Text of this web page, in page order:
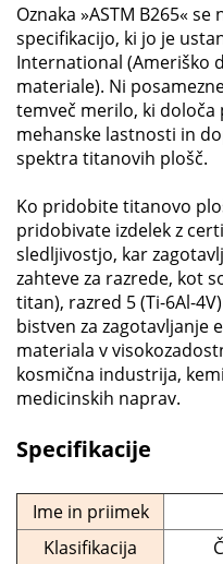
Oznaka »ASTM B265«
specifikacijo, ki jo je
International (Ameriško
materiale). Ni
temveč merilo, ki določa
mehanske lastnosti in
spektra titanovih plošč.
Ko pridobite titanovo
pridobivate izdelek z
sledljivostjo, kar
zahteve za razrede, kot
titan), razred 5 (Ti-6Al-
bistven za zagotavljanje
materiala v
kosmična industrija,
medicinskih naprav.
Specifikacije
Ime in priimek
Klasifikacija